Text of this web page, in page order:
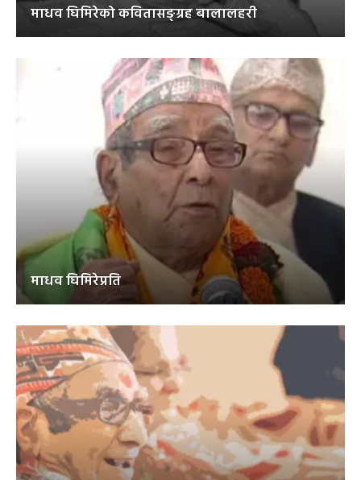
माधव घिमिरेको कवितासङ्ग्रह बालालहरी
माधव घिमिरेप्रति